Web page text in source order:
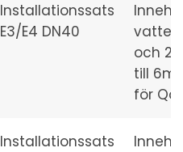
Installationssats
E3/E4 DN40
och 2
till
för
Installationssats